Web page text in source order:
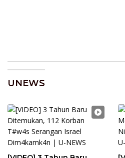
UNEWS